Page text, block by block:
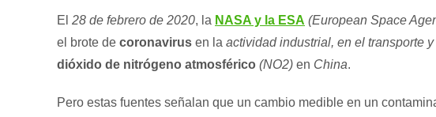
El 28 de febrero de 2020, la NASA y la ESA (European Space
el brote de coronavirus en la actividad industrial, en el transporte
dióxido de nitrógeno atmosférico (NO2) en China.
Pero estas fuentes señalan que un cambio medible en un